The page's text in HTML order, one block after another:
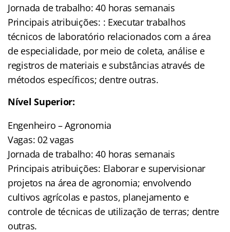
Jornada de trabalho: 40 horas semanais
Principais atribuições: : Executar trabalhos
técnicos de laboratório relacionados com a área
de especialidade, por meio de coleta, análise e
registros de materiais e substâncias através de
métodos específicos; dentre outras.
Nível Superior:
Engenheiro – Agronomia
Vagas: 02 vagas
Jornada de trabalho: 40 horas semanais
Principais atribuições: Elaborar e supervisionar
projetos na área de agronomia; envolvendo
cultivos agrícolas e pastos, planejamento e
controle de técnicas de utilização de terras; dentre
outras.